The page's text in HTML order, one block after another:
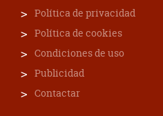
Política de privacidad
Política de cookies
Condiciones de uso
Publicidad
Contactar